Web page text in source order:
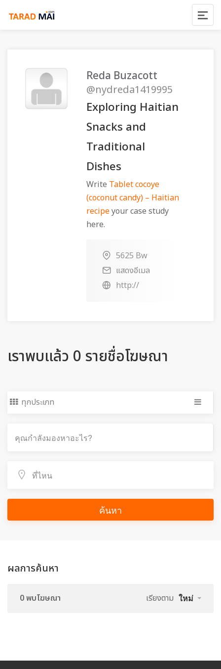
Reda Buzacott
@nydreda1419995
Exploring Haitian
Snacks and
Traditional
Dishes
Write Tablet cocoye
(coconut candy) – Haitian
recipeyour case study
here.
5625 Bw
แสดงอีเมล
http://
เราพบแล้ว 0 รายชื่อโฆษณา
ทุกประเภท
ค้นหา
ผลการค้นหา
0 พบโฆษณา เรียงตาม ใหม่